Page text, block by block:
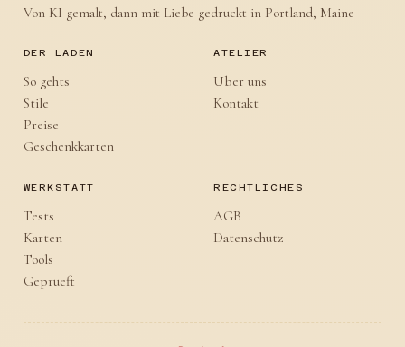
Von KI gemalt, dann mit Liebe gedruckt in Portland, Maine
DER LADEN
So gehts
Stile
Preise
Geschenkkarten
ATELIER
Uber uns
Kontakt
WERKSTATT
Tests
Karten
Tools
Geprueft
RECHTLICHES
AGB
Datenschutz